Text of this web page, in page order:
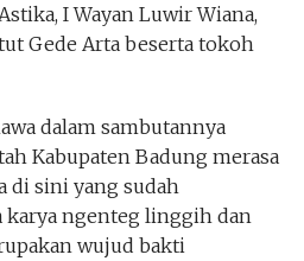
I Wayan Luwir Wiana,
Gede Arta beserta tokoh
dalam sambutannya
Kabupaten Badung merasa
di sini yang sudah
karya ngenteg linggih dan
wujud bakti